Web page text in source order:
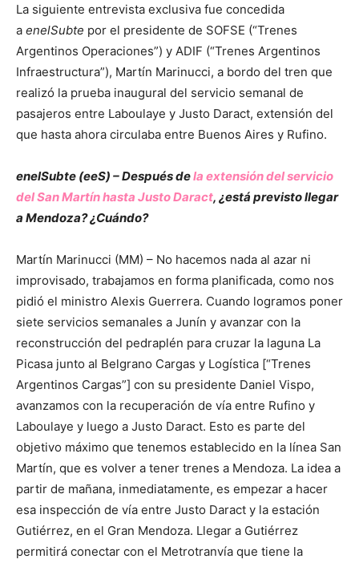
La siguiente entrevista exclusiva fue concedida
a enelSubte por el presidente de SOFSE (“Trenes
Argentinos Operaciones”) y ADIF (“Trenes Argentinos
Infraestructura”), Martín Marinucci, a bordo del tren que
realizó la prueba inaugural del servicio semanal de
pasajeros entre Laboulaye y Justo Daract, extensión del
que hasta ahora circulaba entre Buenos Aires y Rufino.
enelSubte (eeS) – Después dela extensión del servicio
del San Martín hasta Justo Daract, ¿está previsto llegar
a Mendoza? ¿Cuándo?
Martín Marinucci (MM) – No hacemos nada al azar ni
improvisado, trabajamos en forma planificada, como nos
pidió el ministro Alexis Guerrera. Cuando logramos poner
siete servicios semanales a Junín y avanzar con la
reconstrucción del pedraplén para cruzar la laguna La
Picasa junto al Belgrano Cargas y Logística [“Trenes
Argentinos Cargas”] con su presidente Daniel Vispo,
avanzamos con la recuperación de vía entre Rufino y
Laboulaye y luego a Justo Daract. Esto es parte del
objetivo máximo que tenemos establecido en la línea San
Martín, que es volver a tener trenes a Mendoza. La idea a
partir de mañana, inmediatamente, es empezar a hacer
esa inspección de vía entre Justo Daract y la estación
Gutiérrez, en el Gran Mendoza. Llegar a Gutiérrez
permitirá conectar con el Metrotranvía que tiene la